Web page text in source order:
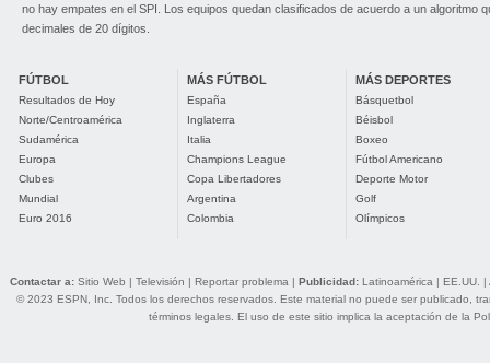
no hay empates en el SPI. Los equipos quedan clasificados de acuerdo a un algoritmo
decimales de 20 dígitos.
FÚTBOL
Resultados de Hoy
Norte/Centroamérica
Sudamérica
Europa
Clubes
Mundial
Euro 2016
MÁS FÚTBOL
España
Inglaterra
Italia
Champions League
Copa Libertadores
Argentina
Colombia
MÁS DEPORTES
Básquetbol
Béisbol
Boxeo
Fútbol Americano
Deporte Motor
Golf
Olímpicos
Contactar a: Sitio Web | Televisión | Reportar problema | Publicidad: Latinoamérica | EE.UU. |
© 2023 ESPN, Inc. Todos los derechos reservados. Este material no puede ser publicado,
términos legales. El uso de este sitio implica la aceptación de la